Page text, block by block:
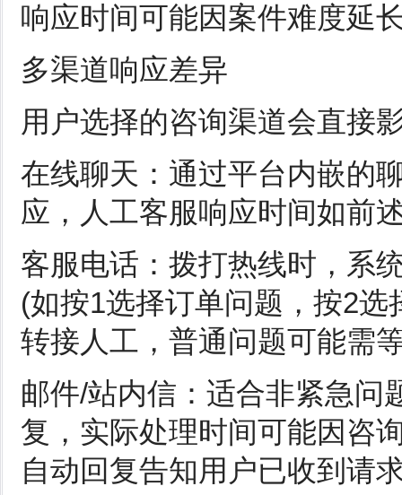
响应时间可能因案件难度延
多渠道响应差异
用户选择的咨询渠道会直接
在线聊天：通过平台内嵌的
应，人工客服响应时间如前
客服电话：拨打热线时，系
(如按1选择订单问题，按2
转接人工，普通问题可能需
邮件/站内信：适合非紧急问
复，实际处理时间可能因咨
自动回复告知用户已收到请